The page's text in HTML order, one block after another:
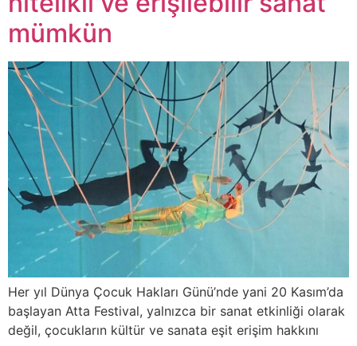
mümkün
Her yıl Dünya Çocuk Hakları Günü’nde yani 20 Kasım’da
başlayan Atta Festival, yalnızca bir sanat etkinliği olarak
değil, çocukların kültür ve sanata eşit erişim hakkını